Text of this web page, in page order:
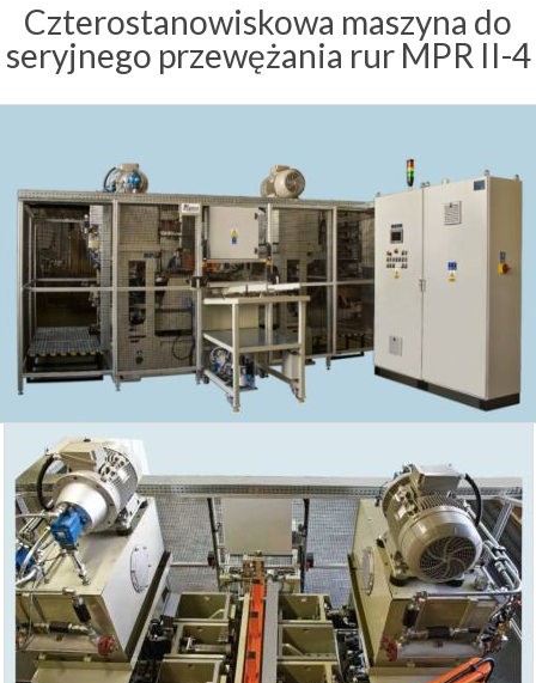
Czterostanowiskowa maszyna do
seryjnego przewężania rur MPR II-4